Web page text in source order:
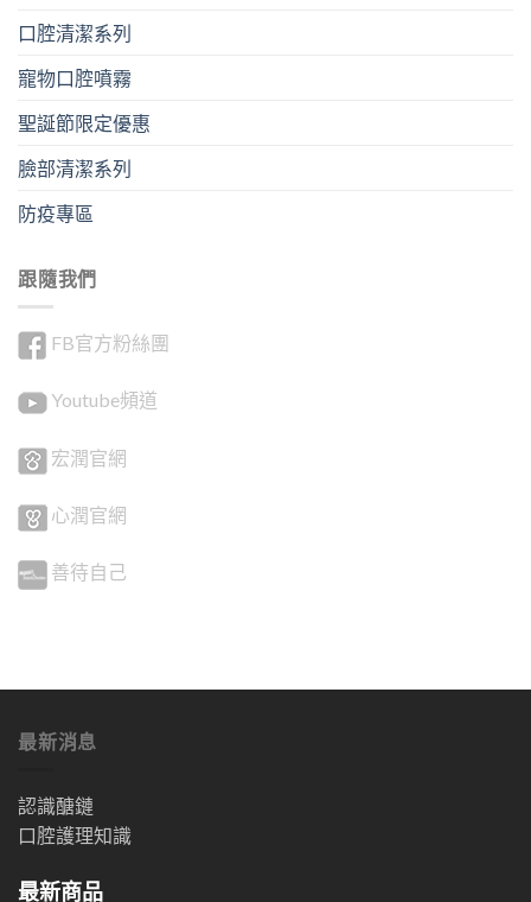
口腔清潔系列
寵物口腔噴霧
聖誕節限定優惠
臉部清潔系列
防疫專區
跟隨我們
FB官方粉絲團
Youtube頻道
宏潤官網
心潤官網
善待自己
最新消息
認識醣鏈
口腔護理知識
最新商品